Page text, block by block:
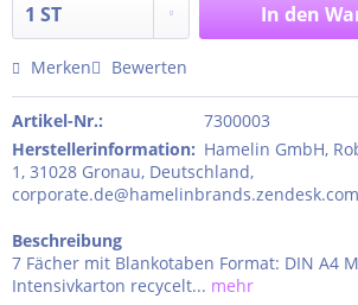
In den
Merken Bewerten
Artikel-Nr.:
7300003
Herstellerinformation: Hamelin GmbH,
1, 31028 Gronau, Deutschland,
corporate.de@hamelinbrands.zendesk.com
Beschreibung
7 Fächer mit Blankotaben Format: DIN A4
Intensivkarton recycelt... mehr